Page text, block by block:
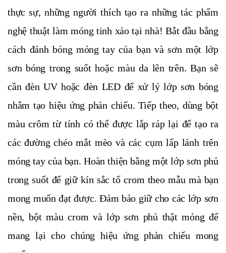
thực sự, những người thích tạo ra những tác phẩm
nghệ thuật làm móng tinh xảo tại nhà! Bắt đầu bằng
cách đánh bóng móng tay của bạn và sơn một lớp
sơn bóng trong suốt hoặc màu da lên trên. Bạn sẽ
cần đèn UV hoặc đèn LED để xử lý lớp sơn bóng
nhằm tạo hiệu ứng phản chiếu. Tiếp theo, dùng bột
màu crôm từ tính có thể được lắp ráp lại để tạo ra
các đường chéo mắt mèo và các cụm lấp lánh trên
móng tay của bạn. Hoàn thiện bằng một lớp sơn phủ
trong suốt để giữ kín sắc tố crom theo mẫu mà bạn
mong muốn đạt được. Đảm bảo giữ cho các lớp sơn
nền, bột màu crom và lớp sơn phủ thật mỏng để
mang lại cho chúng hiệu ứng phản chiếu mong